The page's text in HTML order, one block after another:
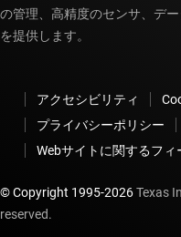
の管理、高精度のセンサ、デ
を提供します。
アクセシビリティ
プライバシーポリシー
Webサイトに関するフィ
© Copyright 1995-2026Texas
reserved.